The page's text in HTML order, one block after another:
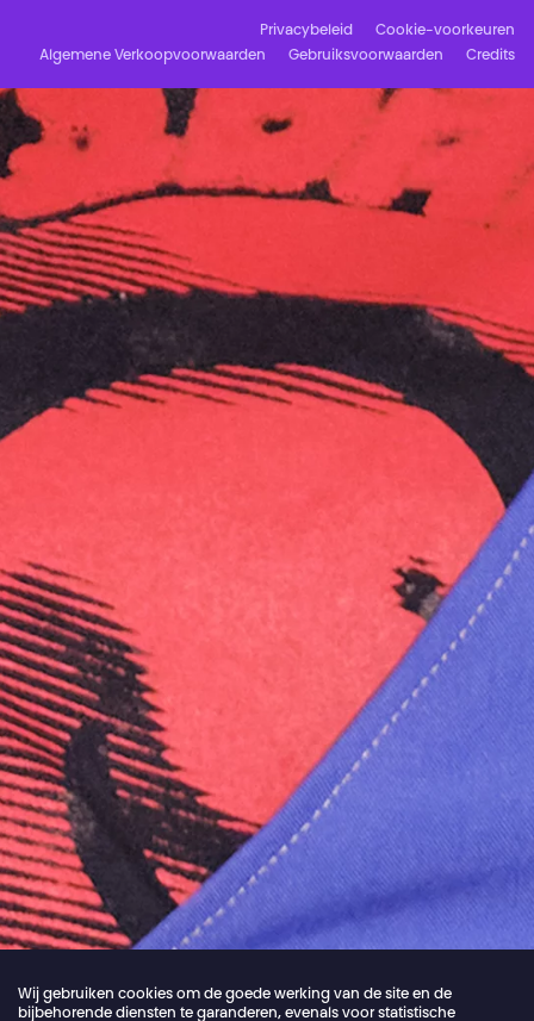
Privacybeleid
Cookie-voorkeuren
Algemene Verkoopvoorwaarden
Gebruiksvoorwaarden Credits
Wij gebruiken cookies om de goede werking van de site en de
bijbehorende diensten te garanderen, evenals voor statistische